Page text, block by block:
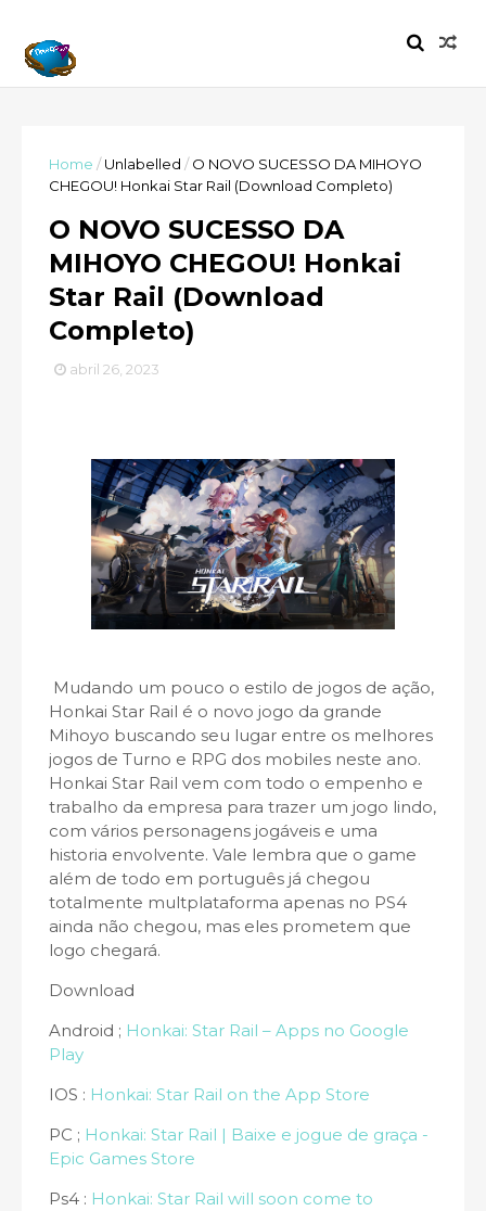
Home /Unlabelled / O NOVO SUCESSO DA MIHOYO
CHEGOU! Honkai Star Rail (Download Completo)
O NOVO SUCESSO DA
MIHOYO CHEGOU! Honkai
Star Rail (Download
Completo)
abril 26, 2023
Mudando um pouco o estilo de jogos de ação,
Honkai Star Rail é o novo jogo da grande
Mihoyo buscando seu lugar entre os melhores
jogos de Turno e RPG dos mobiles neste ano.
Honkai Star Rail vem com todo o empenho e
trabalho da empresa para trazer um jogo lindo,
com vários personagens jogáveis e uma
historia envolvente. Vale lembra que o game
além de todo em português já chegou
totalmente multplataforma apenas no PS4
ainda não chegou, mas eles prometem que
logo chegará.
Download
Android ; Honkai: Star Rail – Apps no Google
Play
IOS : Honkai: Star Rail on the App Store
PC ; Honkai: Star Rail | Baixe e jogue de graça -
Epic Games Store
Ps4 : Honkai: Star Rail will soon come to